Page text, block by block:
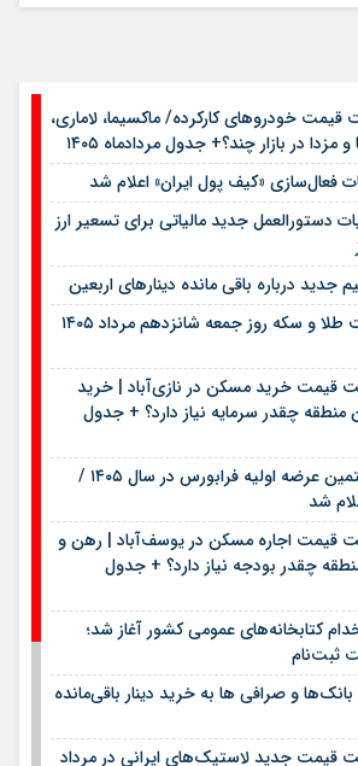
خودروهای کارکرده/ ماکسیما، لاماری،
در بازار چند؟+ جدول مردادماه ۱۴۰۵
فعال‌سازی «کیف پول ایران» اعلام شد
دستورالعمل جدید مالیاتی برای تسعیر ارز
جدید درباره باقی مانده دینارهای اربعین
قیمت طلا و سکه روز جمعه شانزدهم مرداد ۱۴۰۵
قیمت خرید مسکن در نازی‌آباد | خرید
در این منطقه چقدر سرمایه نیاز دارد؟ + جدول
هشتمین عرضه اولیه فرابورس در سال ۱۴۰۵ /
شد
قیمت اجاره مسکن در یوسف‌آباد | رهن و
منطقه چقدر بودجه نیاز دارد؟ + جدول
کتابخانه‌های عمومی کشور آغاز شد؛
ثبت‌نام
بانک‌ها و صرافی ها به خرید دینار باقی‌مانده
قیمت جدید لاستیک‌های ایرانی در مرداد